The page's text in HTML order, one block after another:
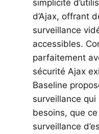
simplicité
d’Ajax, offrant
surveillance
accessibles.
parfaitement
sécurité Ajax
Baseline
surveillance qui
besoins, que
surveillance